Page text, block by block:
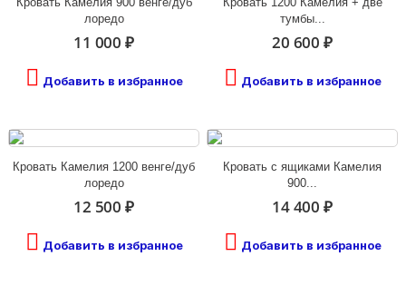
лоредо
11 000 ₽
Добавить в избранное
тумбы...
20 600 ₽
Добавить в избранное
Кровать Камелия 1200 венге/дуб
лоредо
12 500 ₽
Добавить в избранное
Кровать с ящиками Камелия
900...
14 400 ₽
Добавить в избранное